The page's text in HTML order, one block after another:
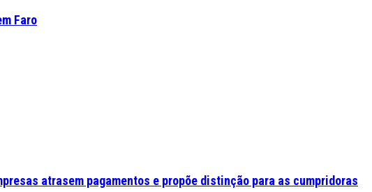
Faro
atrasem pagamentos e propõe distinção para as cumpridoras